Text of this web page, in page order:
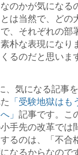
のかが気になる
は当然で、どの
、それぞれの部
朴な表現になり
るのだと思いま
、気になる記事
「受験地獄は
」 記事です。こ
手先の改革では
るのは、「不合
なるからなので